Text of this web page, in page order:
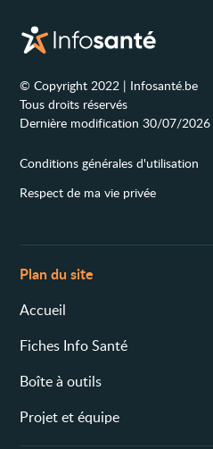
© Copyright 2022 | Infosanté.be
Tous droits réservés
Dernière modification 30/07/2026
Conditions générales d'utilisation
Respect de ma vie privée
Plan du site
Accueil
Fiches Info Santé
Boîte à outils
Projet et équipe